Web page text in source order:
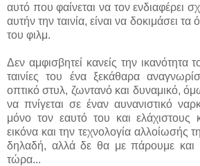
αυτό που φαίνεται να τον ενδιαφέρει
αυτήν την ταινία, είναι να δοκιμάσει τα
του φιλμ.
Δεν αμφισβητεί κανείς την ικανότητα
ταινίες του ένα ξεκάθαρα
οπτικό στυλ, ζωντανό και δυναμικό,
να πνίγεται σε έναν αυνανιστικό
μόνο τον εαυτό του και ελάχιστους
εικόνα και την τεχνολογία
δηλαδή, αλλά δε θα με πάρουμε και
τώρα...